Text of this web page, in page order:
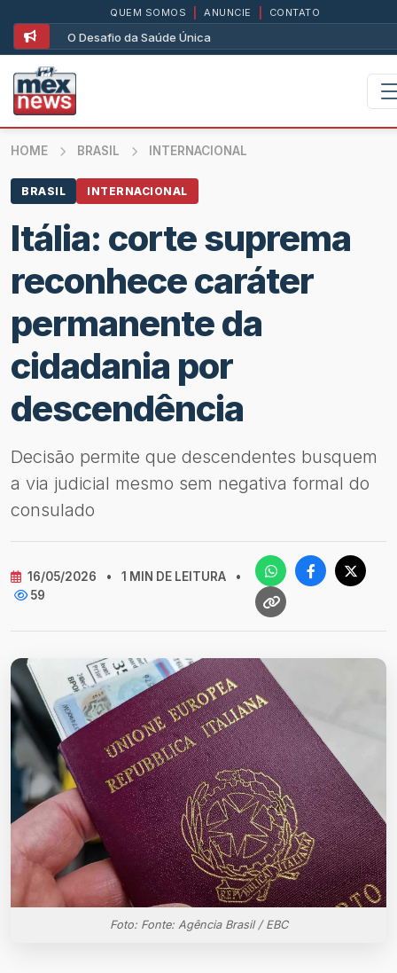
O Desafio da Saúde Única
QUEM SOMOS ANUNCIE CONTATO
HOME BRASIL INTERNACIONAL
BRASIL INTERNACIONAL
Itália: corte suprema
reconhece caráter
permanente da
cidadania por
descendência
Decisão permite que descendentes busquem
a via judicial mesmo sem negativa formal do
consulado
16/05/2026 • 1 MIN DE LEITURA
•
59
Foto: Fonte: Agência Brasil / EBC